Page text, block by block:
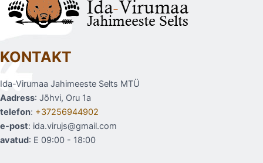
KONTAKT
Ida-Virumaa Jahimeeste Selts MTÜ
Aadress: Jõhvi, Oru 1a
telefon: +37256944902
e-post: ida.virujs@gmail.com
avatud: E 09:00 - 18:00